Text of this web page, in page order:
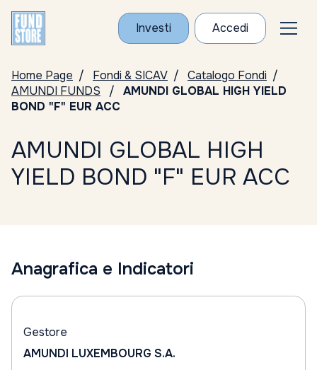
Investi Accedi
Home Page Fondi & SICAV
Catalogo Fondi
AMUNDI FUNDS
AMUNDI GLOBAL HIGH YIELD
BOND "F" EUR ACC
AMUNDI GLOBAL HIGH
YIELD BOND "F" EUR ACC
Anagrafica e Indicatori
Gestore
AMUNDI LUXEMBOURG S.A.